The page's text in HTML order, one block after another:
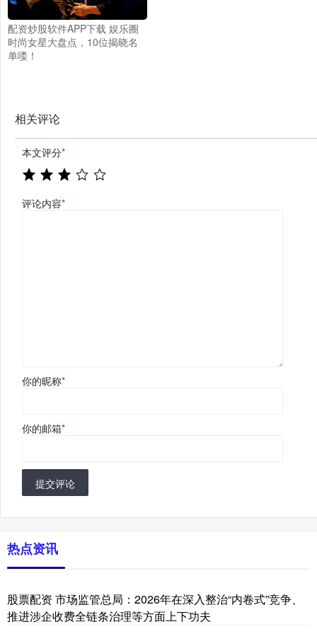
配资炒股软件APP下载 娱乐圈
时尚女星大盘点，10位揭晓名
单喽！
相关评论
本文评分*
评论内容*
你的昵称*
你的邮箱*
提交评论
热点资讯
股票配资 市场监管总局：2026年在深入整治“内卷式”竞争、
推进涉企收费全链条治理等方面上下功夫